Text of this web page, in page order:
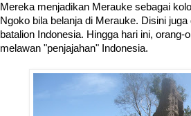
Mereka menjadikan Merauke sebagai
Ngoko bila belanja di Merauke. Disini
batalion Indonesia. Hingga hari ini, orang-
melawan "penjajahan" Indonesia.